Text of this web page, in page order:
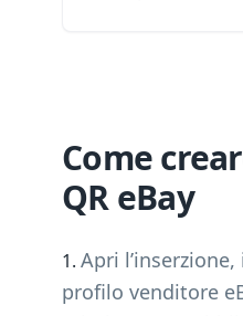
Come
QR eBay
Apri
profilo venditore